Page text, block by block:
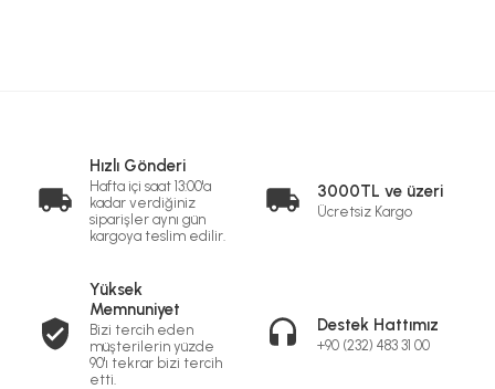
Hızlı Gönderi
Hafta içi saat 13:00'a
kadar verdiğiniz
siparişler aynı gün
kargoya teslim edilir.
3000TL ve üzeri
Ücretsiz Kargo
Yüksek
Memnuniyet
Bizi tercih eden
müşterilerin yüzde
90'ı tekrar bizi tercih
etti.
Destek Hattımız
+90 (232) 483 31 00